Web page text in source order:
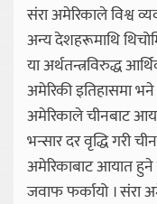
संरा अमेरिकाले विश्व
अन्य देशहरूमाथि
या अर्थतन्त्रविरुद्ध
अमेरिकी इतिहासमा भने
अमेरिकाले चीनबाट
भन्सार दर वृद्धि गरी
अमेरिकाबाट आयात हुने
जवाफ फर्कायो ।